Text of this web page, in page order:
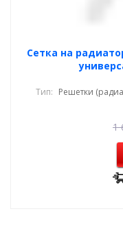
Cетка на
Тип: Решетки
1